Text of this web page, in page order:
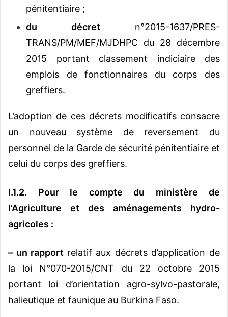
pénitentiaire ;
du décret n°2015-1637/PRES-
TRANS/PM/MEF/MJDHPC du 28 décembre
2015 portant classement indiciaire des
emplois de fonctionnaires du corps des
greffiers.
L’adoption de ces décrets modificatifs consacre
un nouveau système de reversement du
personnel de la Garde de sécurité pénitentiaire et
celui du corps des greffiers.
I.1.2. Pour le compte du ministère de
l’Agriculture et des aménagements hydro-
agricoles :
– un rapport relatif aux décrets d’application de
la loi N°070-2015/CNT du 22 octobre 2015
portant loi d’orientation agro-sylvo-pastorale,
halieutique et faunique au Burkina Faso.